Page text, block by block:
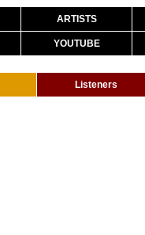
ARTISTS
YOUTUBE
Listeners